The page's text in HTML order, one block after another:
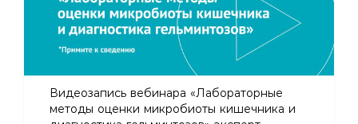
Видеозапись вебинара «Лабораторные
методы оценки микробиоты кишечника и